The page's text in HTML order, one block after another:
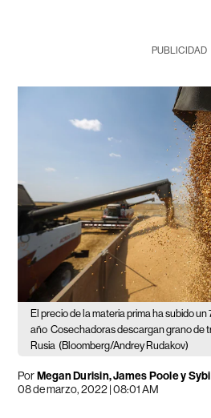
PUBLICIDAD
El precio de la materia prima ha subido un
año Cosechadoras descargan grano de
Rusia (Bloomberg/Andrey Rudakov)
PorMegan Durisin, James Poole y
08 de marzo, 2022 | 08:01 AM